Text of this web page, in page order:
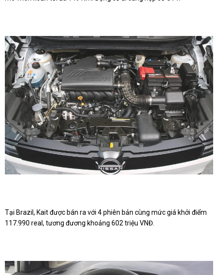
Tại Brazil, Kait được bán ra với 4 phiên bản cùng mức giá khởi điểm
117.990 real, tương đương khoảng 602 triệu VNĐ.